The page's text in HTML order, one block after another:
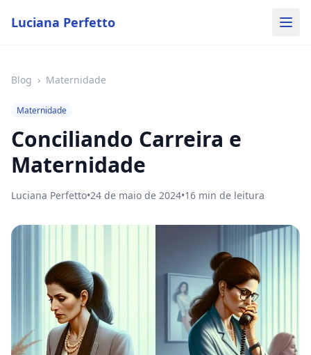
Luciana Perfetto
Blog › Maternidade
Maternidade
Conciliando Carreira e
Maternidade
Luciana Perfetto•24 de maio de 2024•16 min de leitura